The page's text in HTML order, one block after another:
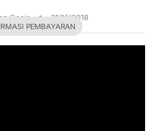
Casio 21/10/2018
PEMBAYARAN